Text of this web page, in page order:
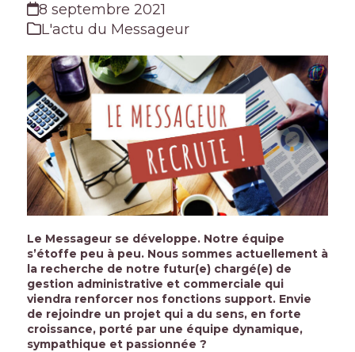
8 septembre 2021
L'actu du Messageur
Le Messageur se développe. Notre équipe
s’étoffe peu à peu. Nous sommes actuellement à
la recherche de notre futur(e) chargé(e) de
gestion administrative et commerciale qui
viendra renforcer nos fonctions support. Envie
de rejoindre un projet qui a du sens, en forte
croissance, porté par une équipe dynamique,
sympathique et passionnée ?